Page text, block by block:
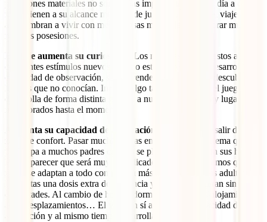
posesiones materiales no son lo más importante. Si en el día a día los
niños tienen a su alcance multitud de juguetes, durante el viaje se
acostumbran a vivir con menos cosas materiales y a valorar mucho
más sus posesiones.
El viaje aumenta su curiosidad.
Los niños están expuestos a
constantes estímulos nuevos cuando están de viaje. Se desarrolla su
capacidad de observación, se sorprenden a cada paso y descubren
lugares que no conocían. Incluso algo tan simple como el juego, se
desarrolla de forma distinta gracias a nuevos escenarios y lugares
inexplorados hasta el momento.
Aumenta su capacidad de adaptación.
Viajar te hace salir de tu
zona de confort. Pasar muchas horas en un avión es un tema que
preocupa a muchos padres cuando se plantean viajar con sus hijos.
Puede parecer que será muy complicado pero te aseguramos que los
niños se adaptan a todo con mucha más facilidad que los adultos.
Necesitas una dosis extra de paciencia y ellos se adaptaran sin más
dificultades. Al cambio de hora, a dormir en diferentes alojamientos,
a los desplazamientos… El viaje en sí aumenta su capacidad de
adaptación y al mismo tiempo desarrollan la paciencia.